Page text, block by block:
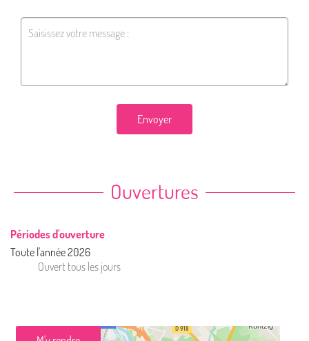
Envoyer
Ouvertures
Périodes d'ouverture
Toute l'année 2026
Ouvert tous les jours